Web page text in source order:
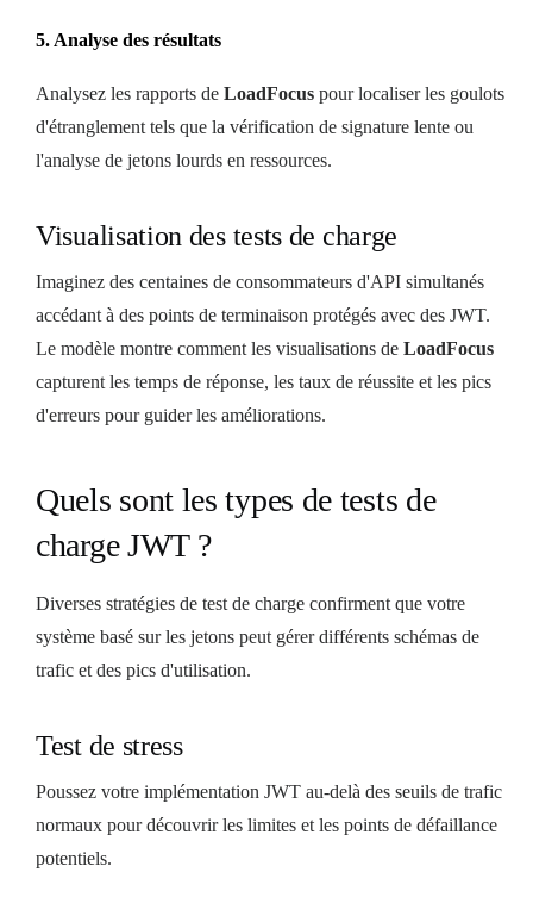
5. Analyse des résultats
Analysez les rapports de LoadFocus pour localiser les goulots
d'étranglement tels que la vérification de signature lente ou
l'analyse de jetons lourds en ressources.
Visualisation des tests de charge
Imaginez des centaines de consommateurs d'API simultanés
accédant à des points de terminaison protégés avec des JWT.
Le modèle montre comment les visualisations de LoadFocus
capturent les temps de réponse, les taux de réussite et les pics
d'erreurs pour guider les améliorations.
Quels sont les types de tests de
charge JWT ?
Diverses stratégies de test de charge confirment que votre
système basé sur les jetons peut gérer différents schémas de
trafic et des pics d'utilisation.
Test de stress
Poussez votre implémentation JWT au-delà des seuils de trafic
normaux pour découvrir les limites et les points de défaillance
potentiels.